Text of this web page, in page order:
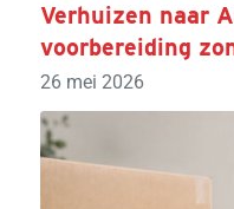
Verhuizen naar
voorbereiding
26 mei 2026